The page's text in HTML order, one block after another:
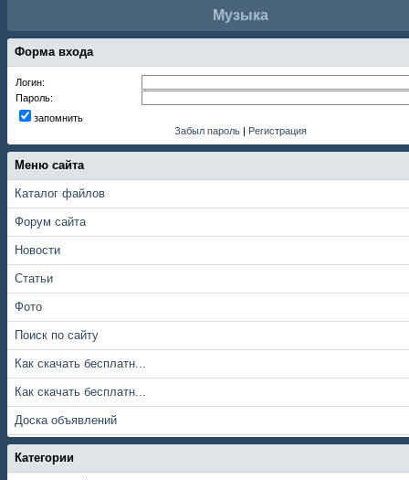
Музыка
Форма входа
Логин:
Пароль:
запомнить
Забыл пароль | Регистрация
Меню сайта
Каталог файлов
Форум сайта
Новости
Статьи
Фото
Поиск по сайту
Как скачать бесплатн...
Как скачать бесплатн...
Доска объявлений
Категории